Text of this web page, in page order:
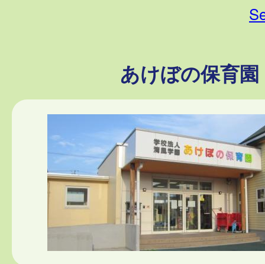
あけぼの保育園